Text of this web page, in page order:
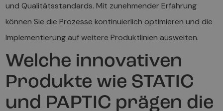
und Qualitätsstandards. Mit zunehmender Erfahrung
können Sie die Prozesse kontinuierlich optimieren und die
Implementierung auf weitere Produktlinien ausweiten.
Welche innovativen
Produkte wie STATIC
und PAPTIC prägen die